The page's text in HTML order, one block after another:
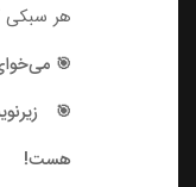
هر
🎯
🎯
هست!